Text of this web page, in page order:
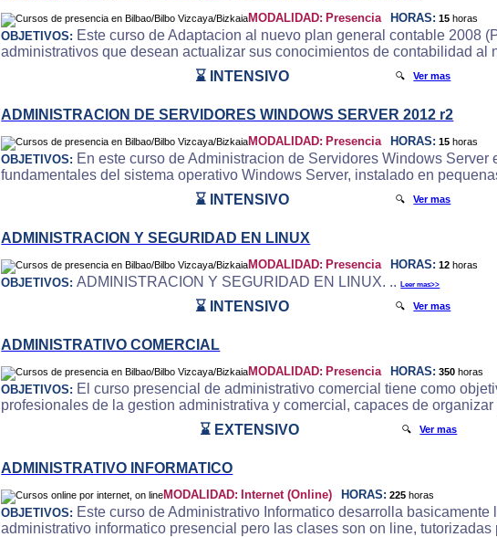
MODALIDAD: Presencia HORAS: 15 horas
OBJETIVOS: Este curso de Adaptacion al nuevo plan general contable 2008
administrativos que desean actualizar sus conocimientos de contabilidad
⌛ INTENSIVO 🔍Ver mas
ADMINISTRACION DE SERVIDORES WINDOWS SERVER 2012 r2
MODALIDAD: Presencia HORAS: 15 horas
OBJETIVOS: En este curso de Administracion de Servidores Windows
fundamentales del sistema operativo Windows Server, instalado en
⌛ INTENSIVO 🔍Ver mas
ADMINISTRACION Y SEGURIDAD EN LINUX
MODALIDAD: Presencia HORAS: 12 horas
OBJETIVOS: ADMINISTRACION Y SEGURIDAD EN LINUX. ..Leer mas>>
⌛ INTENSIVO 🔍Ver mas
ADMINISTRATIVO COMERCIAL
MODALIDAD: Presencia HORAS: 350 horas
OBJETIVOS: El curso presencial de administrativo comercial tiene como
profesionales de la gestion administrativa y comercial, capaces de
⌛ EXTENSIVO 🔍Ver mas
ADMINISTRATIVO INFORMATICO
MODALIDAD: Internet (Online) HORAS: 225 horas
OBJETIVOS: Este curso de Administrativo Informatico desarrolla
administrativo informatico presencial pero las clases son on line,